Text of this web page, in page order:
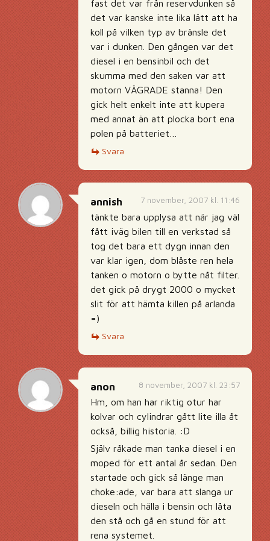
fast det var från reservdunken så
det var kanske inte lika lätt att ha
koll på vilken typ av bränsle det
var i dunken. Den gången var det
diesel i en bensinbil och det
skumma med den saken var att
motorn VÄGRADE stanna! Den
gick helt enkelt inte att kupera
med annat än att plocka bort ena
polen på batteriet…
Svara
7 november, 2007 kl. 11:46
annish
tänkte bara upplysa att när jag väl
fått iväg bilen till en verkstad så
tog det bara ett dygn innan den
var klar igen, dom blåste ren hela
tanken o motorn o bytte nåt filter.
det gick på drygt 2000 o mycket
slit för att hämta killen på arlanda
=)
Svara
8 november, 2007 kl. 23:57
anon
Hm, om han har riktig otur har
kolvar och cylindrar gått lite illa åt
också, billig historia. :D
Själv råkade man tanka diesel i en
moped för ett antal år sedan. Den
startade och gick så länge man
choke:ade, var bara att slanga ur
dieseln och hälla i bensin och låta
den stå och gå en stund för att
rena systemet.